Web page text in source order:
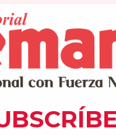
Municipal de Gurabo
Cintrón Cruz de Azize,